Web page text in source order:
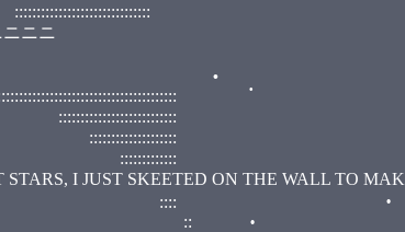
ニ
ON THE WALL TO MAKE
::